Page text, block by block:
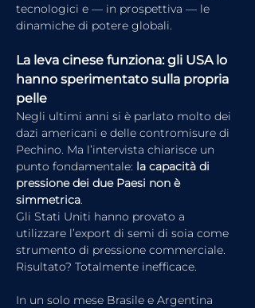
tecnologici e — in prospettiva — le
dinamiche di potere globali.
La leva cinese funziona: gli USA lo
hanno sperimentato sulla propria
pelle
Negli ultimi anni si è parlato molto dei
dazi americani e delle contromisure di
Pechino. Ma l’intervista chiarisce un
punto fondamentale: la capacità di
pressione dei due Paesi non è
simmetrica
Gli Stati Uniti hanno provato a
utilizzare l’export di semi di soia come
strumento di pressione commerciale.
Risultato? Totalmente inefficace.
In un solo mese Brasile e Argentina